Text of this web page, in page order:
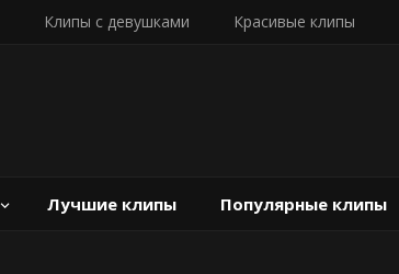
Клипы с девушками Красивые клипы
Лучшие клипы Популярные клипы